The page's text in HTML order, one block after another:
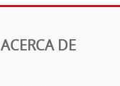
ACERCA DE